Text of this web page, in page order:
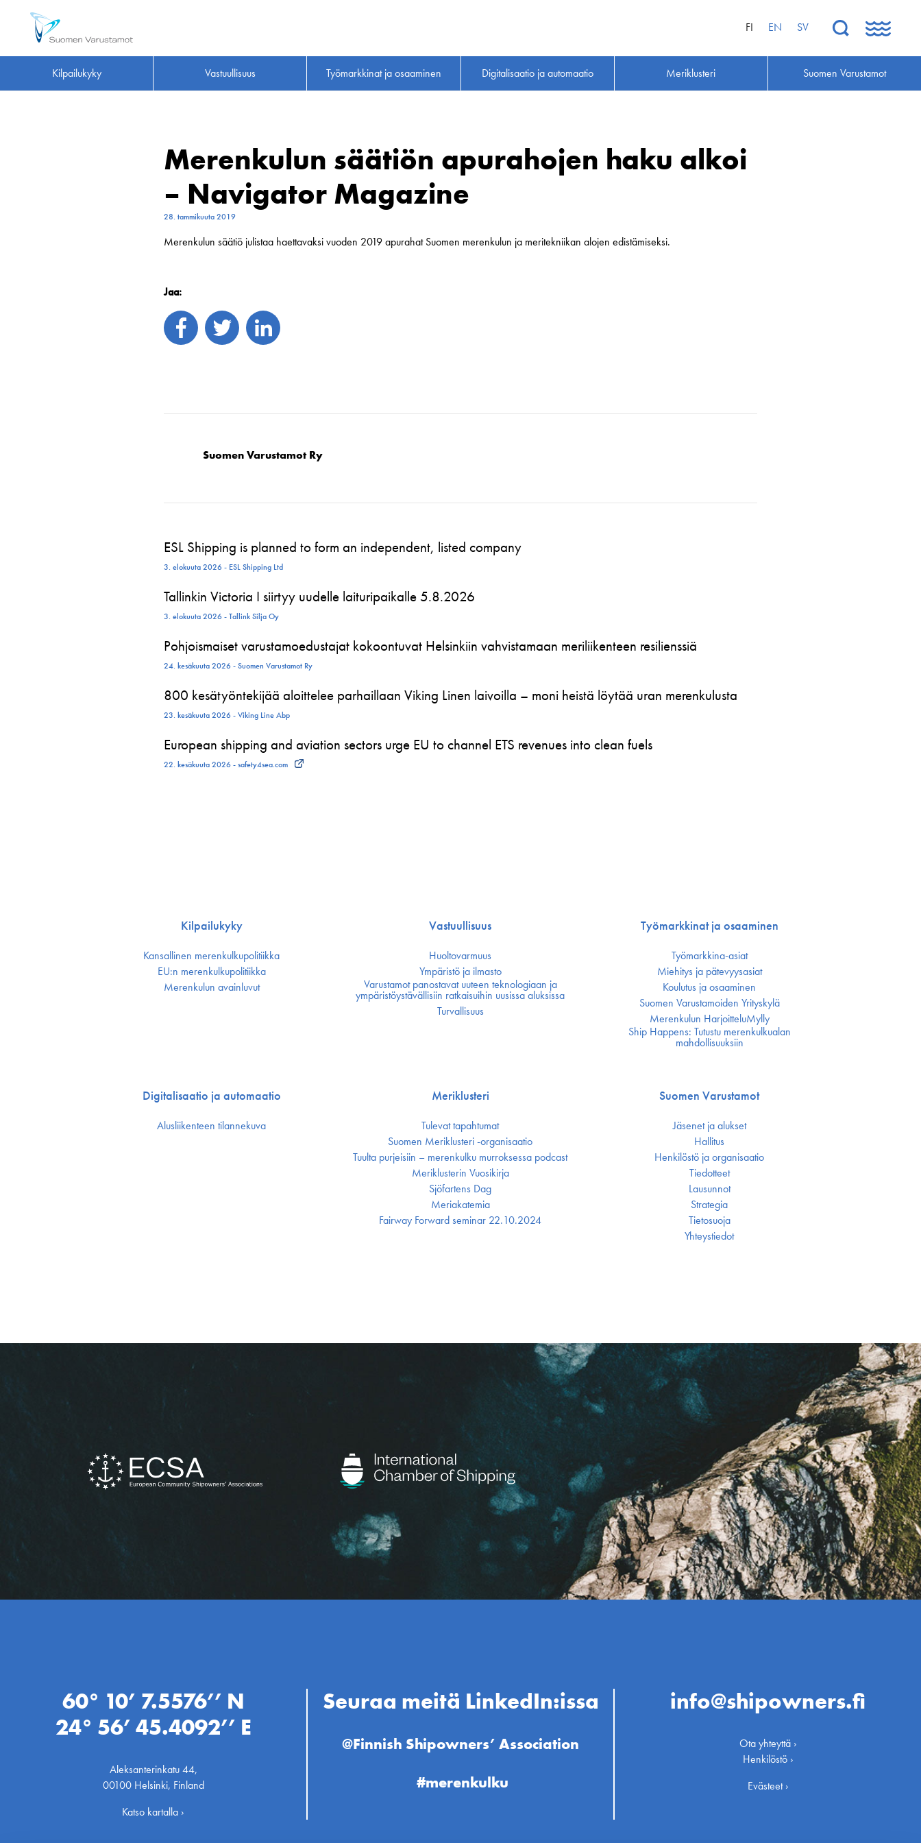
FI EN SV
Kilpailukyky Vastuullisuus Työmarkkinat ja osaaminen Digitalisaatio ja automaatio Meriklusteri Suomen Varustamot
Merenkulun säätiön apurahojen haku alkoi
– Navigator Magazine
28. tammikuuta 2019
Merenkulun säätiö julistaa haettavaksi vuoden 2019 apurahat Suomen merenkulun ja meritekniikan alojen edistämiseksi.
Jaa:
Suomen Varustamot Ry
ESL Shipping is planned to form an independent, listed company
3. elokuuta 2026 - ESL Shipping Ltd
Tallinkin Victoria I siirtyy uudelle laituripaikalle 5.8.2026
3. elokuuta 2026 - Tallink Silja Oy
Pohjoismaiset varustamoedustajat kokoontuvat Helsinkiin vahvistamaan meriliikenteen resilienssiä
24. kesäkuuta 2026 - Suomen Varustamot Ry
800 kesätyöntekijää aloittelee parhaillaan Viking Linen laivoilla – moni heistä löytää uran merenkulusta
23. kesäkuuta 2026 - Viking Line Abp
European shipping and aviation sectors urge EU to channel ETS revenues into clean fuels
22. kesäkuuta 2026 - safety4sea.com
Kilpailukyky
Kansallinen merenkulku­politiikka
EU:n merenkulku­politiikka
Merenkulun avainluvut
Vastuullisuus
Huoltovarmuus
Ympäristö ja ilmasto
Varustamot panostavat uuteen teknologiaan ja
ympäristöystävällisiin ratkaisuihin uusissa aluksissa
Turvallisuus
Työmarkkinat ja osaaminen
Työmarkkina-asiat
Miehitys ja pätevyys­asiat
Koulutus ja osaaminen
Suomen Varustamoiden Yrityskylä
Merenkulun HarjoitteluMylly
Ship Happens: Tutustu merenkulkualan
mahdollisuuksiin
Digitalisaatio ja automaatio
Alusliikenteen tilannekuva
Meriklusteri
Tulevat tapahtumat
Suomen Meriklusteri -organisaatio
Tuulta purjeisiin – merenkulku murroksessa podcast
Meriklusterin Vuosikirja
Sjöfartens Dag
Meriakatemia
Fairway Forward seminar 22.10.2024
Suomen Varustamot
Jäsenet ja alukset
Hallitus
Henkilöstö ja organisaatio
Tiedotteet
Lausunnot
Strategia
Tietosuoja
Yhteystiedot
60° 10’ 7.5576’’ N
24° 56’ 45.4092’’ E
Aleksanterinkatu 44,
00100 Helsinki, Finland
Katso kartalla ›
Seuraa meitä LinkedIn:issa
@Finnish Shipowners’ Association
#merenkulku
info@shipowners.fi
Ota yhteyttä ›
Henkilöstö ›
Evästeet ›